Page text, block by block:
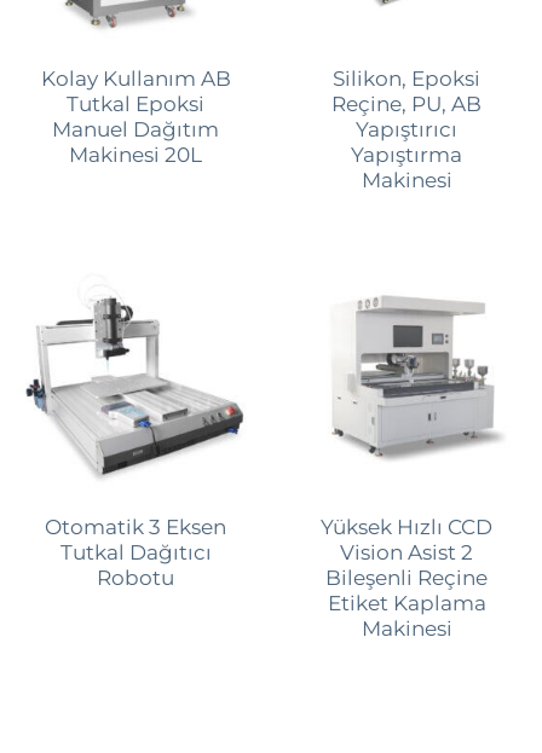
Kolay Kullanım AB
Tutkal Epoksi
Manuel Dağıtım
Makinesi 20L
Silikon, Epoksi
Reçine, PU, ​​AB
Yapıştırıcı
Yapıştırma
Makinesi
Otomatik 3 Eksen
Tutkal Dağıtıcı
Robotu
Yüksek Hızlı CCD
Vision Asist 2
Bileşenli Reçine
Etiket Kaplama
Makinesi